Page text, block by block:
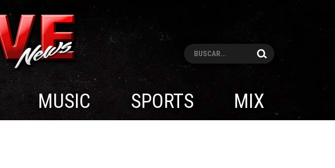
Pesquisar
MUSIC SPORTS MIX